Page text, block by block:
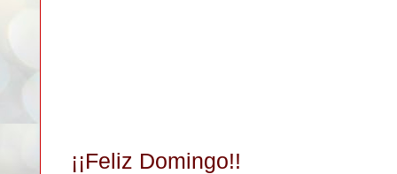
¡¡Feliz Domingo!!